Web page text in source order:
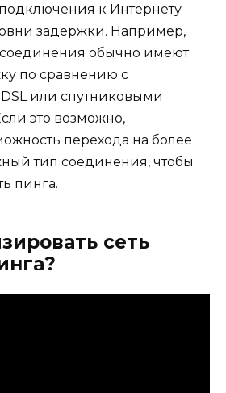
к Интернету
задержки. Например,
обычно имеют
по сравнению с
или спутниковыми
это возможно,
перехода на более
тип соединения, чтобы
пинга.
сеть